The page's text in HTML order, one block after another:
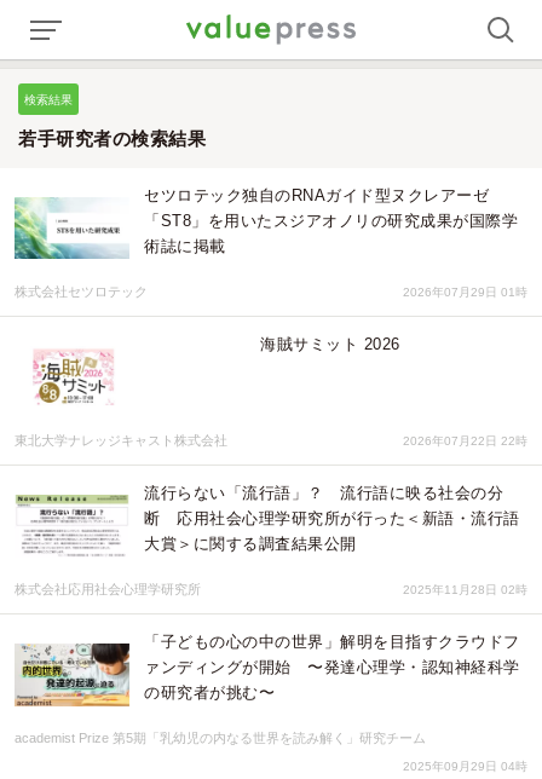
検索結果
若手研究者の検索結果
セツロテック独自のRNAガイド型ヌクレアーゼ
「ST8」を用いたスジアオノリの研究成果が国際学
術誌に掲載
株式会社セツロテック 2026年07月29日 01時
海賊サミット 2026
東北大学ナレッジキャスト株式会社 2026年07月22日 22時
流行らない「流行語」？ 流行語に映る社会の分
断 応用社会心理学研究所が行った＜新語・流行語
大賞＞に関する調査結果公開
株式会社応用社会心理学研究所 2025年11月28日 02時
「子どもの心の中の世界」解明を目指すクラウドフ
ァンディングが開始 〜発達心理学・認知神経科学
の研究者が挑む〜
academist Prize 第5期「乳幼児の内なる世界を読み解く」研究チーム
2025年09月29日 04時